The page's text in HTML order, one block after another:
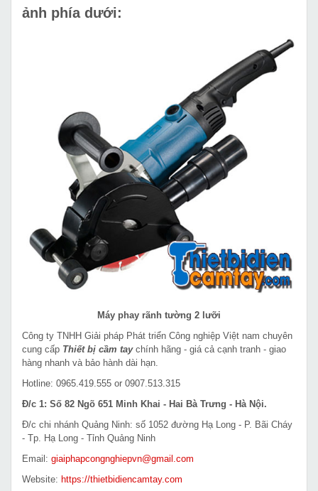
ảnh phía dưới:
Máy phay rãnh tường 2 lưỡi
Công ty TNHH Giải pháp Phát triển Công nghiệp Việt nam chuyên
cung cấp Thiết bị cầm taychính hãng - giá cả cạnh tranh - giao
hàng nhanh và bảo hành dài hạn.
Hotline: 0965.419.555 or 0907.513.315
Đ/c 1: Số 82 Ngõ 651 Minh Khai - Hai Bà Trưng - Hà Nội.
Đ/c chi nhánh Quảng Ninh: số 1052 đường Hạ Long - P. Bãi Cháy
- Tp. Hạ Long - Tỉnh Quảng Ninh
Email: giaiphapcongnghiepvn@gmail.com
Website: https://thietbidiencamtay.com